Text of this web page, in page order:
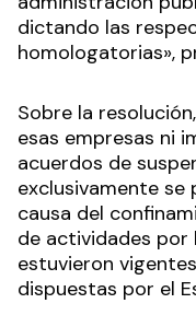
dictando las
homologatorias»,
Sobre la
esas empresas ni
acuerdos de
exclusivamente
causa del
de actividades por
estuvieron
dispuestas por el